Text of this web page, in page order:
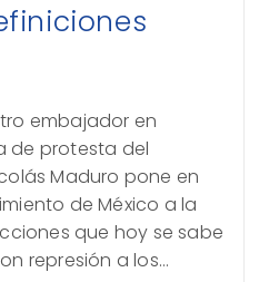
embajador en
de protesta del
Maduro pone en
de México a la
que hoy se sabe
represión a los…